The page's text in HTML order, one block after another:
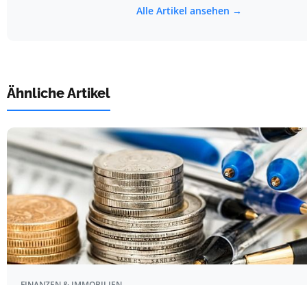
Alle Artikel ansehen →
Ähnliche Artikel